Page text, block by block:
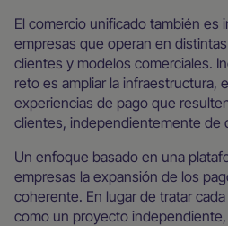
El comercio unificado también es
empresas que operan en
clientes y modelos comerciales.
reto es ampliar la infraestructura,
experiencias de pago que
clientes, independientemente de
Un enfoque basado en una
empresas la expansión de los
coherente. En lugar de tratar
como un proyecto